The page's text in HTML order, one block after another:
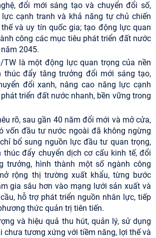
đổi mới sáng tạo và chuyển đổi số,
cạnh tranh và khả năng tự chủ chiến
thế và uy tín quốc gia; tạo động lực quan
công các mục tiêu phát triển đất nước
2045.
TW là một động lực quan trọng của nền
thúc đẩy tăng trưởng đổi mới sáng tạo,
đổi xanh, nâng cao năng lực cạnh
triển đất nước nhanh, bền vững trong
rõ, sau gần 40 năm đổi mới và mở cửa,
vốn đầu tư nước ngoài đã không ngừng
bổ sung nguồn lực đầu tư quan trọng,
thúc đẩy chuyển dịch cơ cấu kinh tế, đổi
trưởng, hình thành một số ngành công
rộng thị trường xuất khẩu, từng bước
gia sâu hơn vào mạng lưới sản xuất và
hỗ trợ phát triển nguồn nhân lực, tiếp
thức quản trị tiên tiến.
và hiệu quả thu hút, quản lý, sử dụng
chưa tương xứng với tiềm năng, lợi thế và